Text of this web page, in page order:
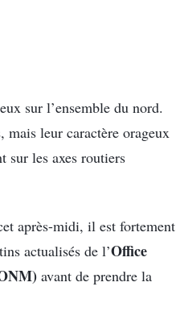
sur l’ensemble du nord.
mais leur caractère orageux
sur les axes routiers
après-midi, il est fortement
actualisés de l’Office
avant de prendre la